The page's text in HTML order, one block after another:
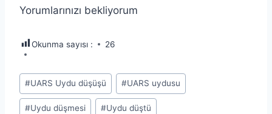
Yorumlarınızı bekliyorum
Okunma sayısı : 26
Post
Tags:
#UARS Uydu düşüşü #UARS uydusu
#Uydu düşmesi #Uydu düştü